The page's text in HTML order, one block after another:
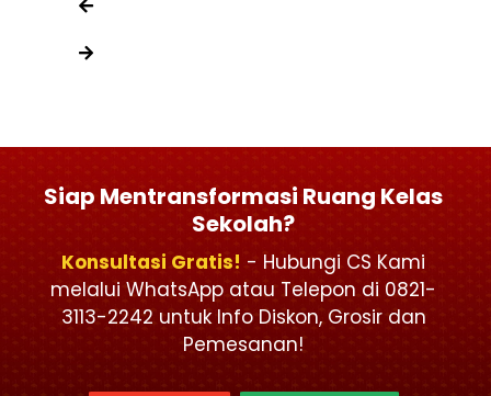
Siap Mentransformasi Ruang Kelas
Sekolah?
Konsultasi Gratis! - Hubungi CS Kami
melalui WhatsApp atau Telepon di 0821-
3113-2242 untuk Info Diskon, Grosir dan
Pemesanan!